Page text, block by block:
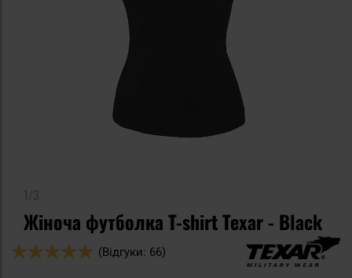
Жіноча футболка T-shirt Texar - Black
Оцінка:
(Відгуки: 66)